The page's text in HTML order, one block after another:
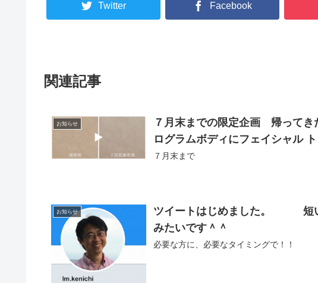
Twitter Facebook
関連記事
お知らせ
７月末までの限定企画 帰ってき
ログラムボディにフェイシャル
７月末まで
お知らせ
ツイートはじめました。 短い
みたいです＾＾
必要な方に、必要なタイミングで！！